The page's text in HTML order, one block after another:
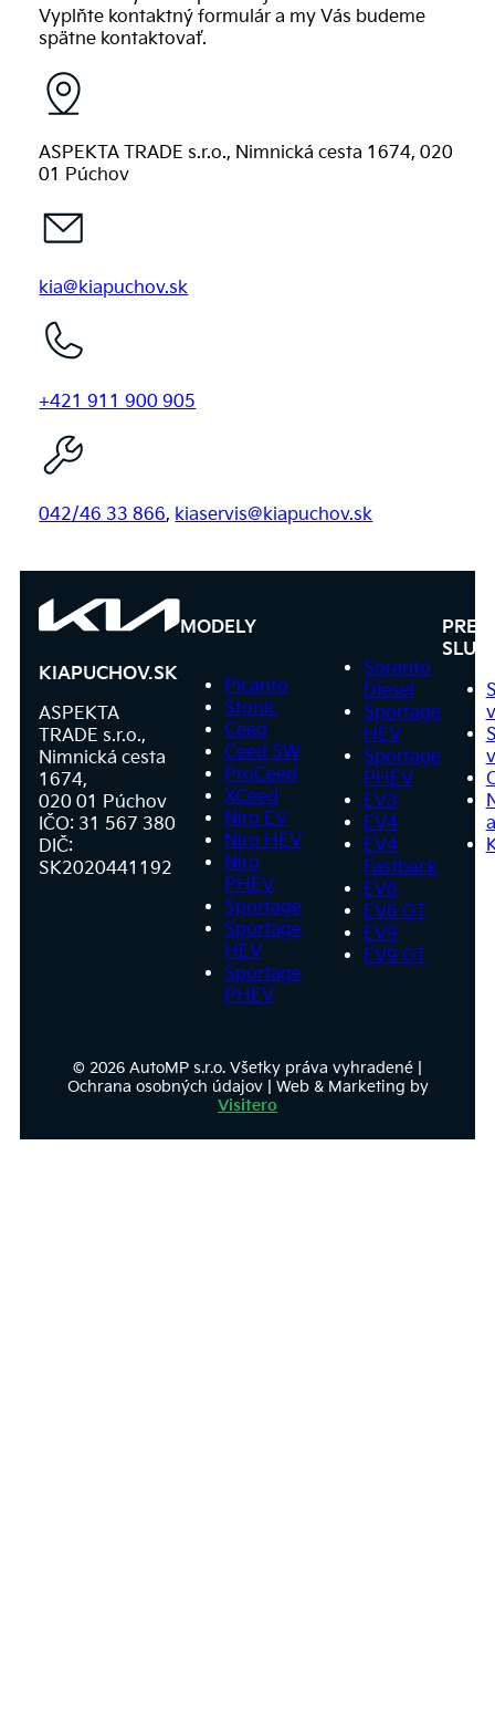
Vyplňte kontaktný formulár a my Vás budeme
spätne kontaktovať.
ASPEKTA TRADE s.r.o., Nimnická cesta 1674, 020
01 Púchov
kia@kiapuchov.sk
+421 911 900 905
042/46 33 866, kiaservis@kiapuchov.sk
KIAPUCHOV.SK
ASPEKTA
TRADE s.r.o.,
Nimnická cesta
1674,
020 01 Púchov
IČO: 31 567 380
DIČ:
SK2020441192
MODELY
Picanto
Stonic
Ceed
Ceed SW
ProCeed
XCeed
Niro EV
Niro HEV
Niro
PHEV
Sportage
Sportage
HEV
Sportage
PHEV
Sorento
Diesel
Sportage
HEV
Sportage
PHEV
EV3
EV4
EV4
Fastback
EV6
EV6 GT
EV9
EV9 GT
© 2026 AutoMP s.r.o. Všetky práva vyhradené |
Ochrana osobných údajov | Web & Marketing by
Visitero